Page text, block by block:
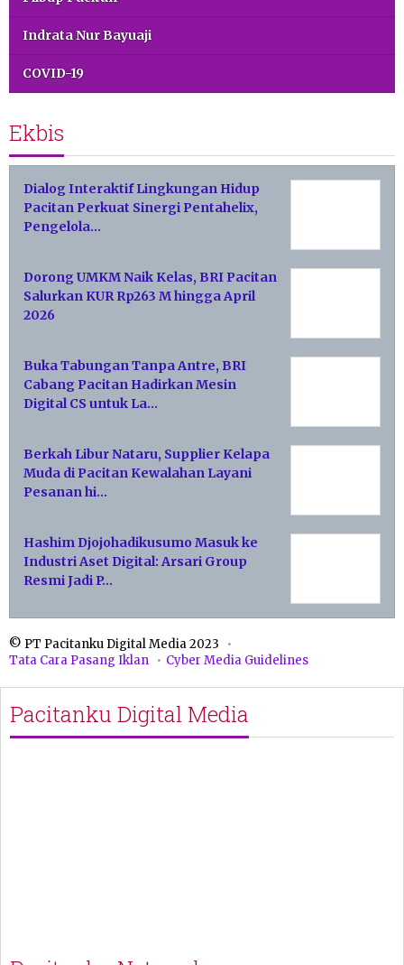
Indrata Nur Bayuaji
COVID-19
Ekbis
Dialog Interaktif Lingkungan Hidup
Pacitan Perkuat Sinergi Pentahelix,
Pengelola…
Dorong UMKM Naik Kelas, BRI Pacitan
Salurkan KUR Rp263 M hingga April
2026
Buka Tabungan Tanpa Antre, BRI
Cabang Pacitan Hadirkan Mesin
Digital CS untuk La…
Berkah Libur Nataru, Supplier Kelapa
Muda di Pacitan Kewalahan Layani
Pesanan hi…
Hashim Djojohadikusumo Masuk ke
Industri Aset Digital: Arsari Group
Resmi Jadi P…
© PT Pacitanku Digital Media 2023
Tata Cara Pasang Iklan
Cyber Media Guidelines
Pacitanku Digital Media